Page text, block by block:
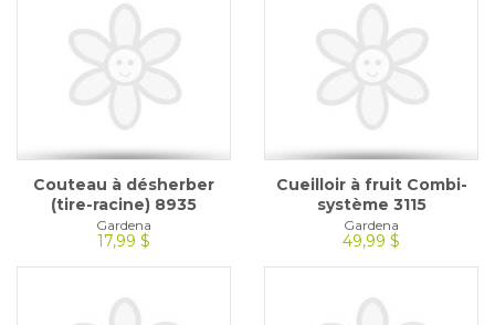
Couteau à désherber
(tire-racine) 8935
Gardena
17,99 $
Cueilloir à fruit Combi-
système 3115
Gardena
49,99 $